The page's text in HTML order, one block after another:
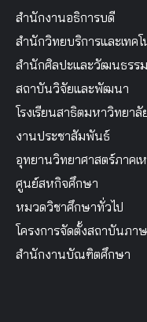
สำนักงานอธิการบดี
สำนักวิทยบริการและเทคโ
สำนักศิลปะและวัฒนธรรม
สถาบันวิจัยและพัฒนา
โรงเรียนสาธิตมหาวิทยาลั
งานประชาสัมพันธ์
อุทยานวิทยาศาสตร์ภาคเ
ศูนย์สหกิจศึกษา
หมวดวิชาศึกษาทั่วไป
โครงการจัดตั้งสถาบันภา
สำนักงานบัณฑิตศึกษา